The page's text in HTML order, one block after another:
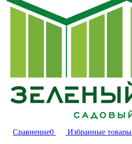
Сравнение0 Избранные товары